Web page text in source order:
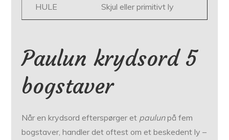
HULE Skjul eller primitivt ly
Paulun krydsord 5
bogstaver
Når en krydsord efterspørger et paulunpå fem
bogstaver, handler det oftest om et beskedent ly –